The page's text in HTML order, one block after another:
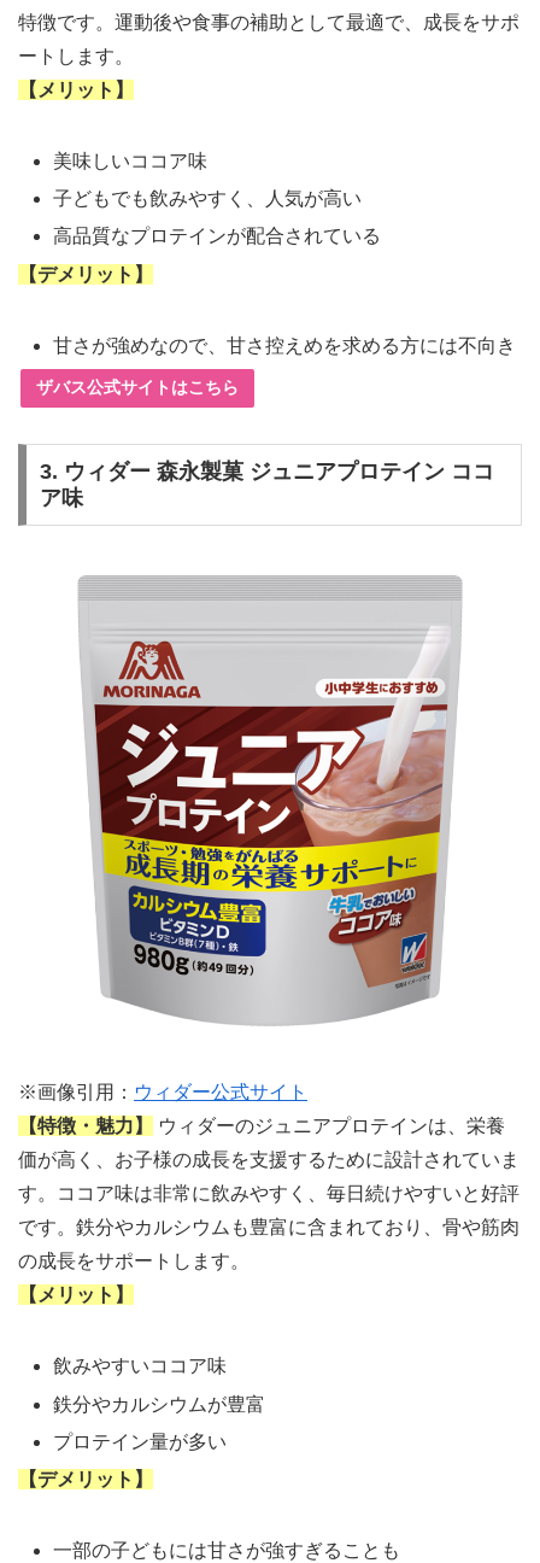
特徴です。運動後や食事の補助として最適で、成長をサポ
ートします。
【メリット】
美味しいココア味
子どもでも飲みやすく、人気が高い
高品質なプロテインが配合されている
【デメリット】
甘さが強めなので、甘さ控えめを求める方には不向き
ザバス公式サイトはこちら
3. ウィダー 森永製菓 ジュニアプロテイン ココ
ア味
※画像引用： ウィダー公式サイト
【特徴・魅力】
ウィダーのジュニアプロテインは、栄養
価が高く、お子様の成長を支援するために設計されていま
す。ココア味は非常に飲みやすく、毎日続けやすいと好評
です。鉄分やカルシウムも豊富に含まれており、骨や筋肉
の成長をサポートします。
【メリット】
飲みやすいココア味
鉄分やカルシウムが豊富
プロテイン量が多い
【デメリット】
一部の子どもには甘さが強すぎることも